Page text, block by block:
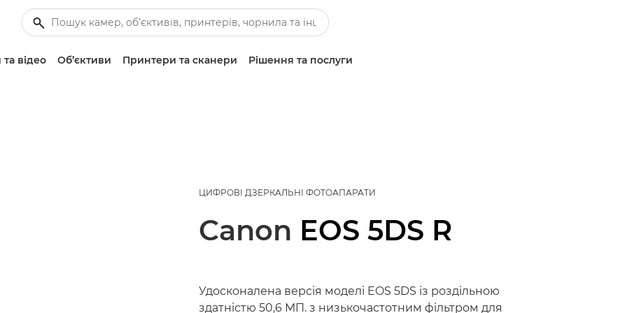
відео Об’єктиви Принтери та сканери Рішення та послуги
ЦИФРОВІ ДЗЕРКАЛЬНІ ФОТОАПАРАТИ
Canon EOS 5DS R
Удосконалена версія моделі EOS 5DS із роздільною
здатністю 50,6 МП. з низькочастотним фільтром для